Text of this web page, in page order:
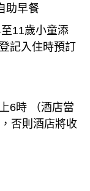
助早餐
11歲小童添
記入住時預訂
6時 （酒店當
否則酒店將收